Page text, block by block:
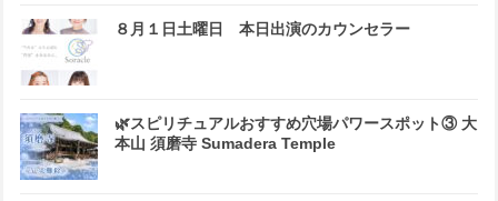
８月１日土曜日 本日出演のカウンセラー
🌿スピリチュアルおすすめ穴場パワースポット③ 大
本山 須磨寺 Sumadera Temple